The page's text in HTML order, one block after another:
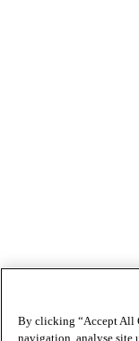
By clicking “Accept All
navigation, analyse site